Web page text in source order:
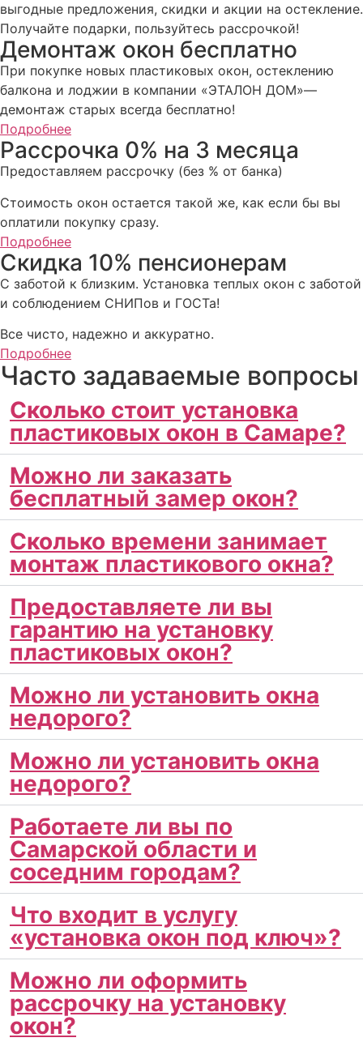
выгодные предложения, скидки и акции на остекление.
Получайте подарки, пользуйтесь рассрочкой!
Демонтаж окон бесплатно
При покупке новых пластиковых окон, остеклению
балкона и лоджии в компании «ЭТАЛОН ДОМ»—
демонтаж старых всегда бесплатно!
Подробнее
Рассрочка 0% на 3 месяца
Предоставляем рассрочку (без % от банка)
Стоимость окон остается такой же, как если бы вы
оплатили покупку сразу.
Подробнее
Скидка 10% пенсионерам
С заботой к близким. Установка теплых окон с заботой
и соблюдением СНИПов и ГОСТа!
Все чисто, надежно и аккуратно.
Подробнее
Часто задаваемые вопросы
Сколько стоит установка
пластиковых окон в Самаре?
Можно ли заказать
бесплатный замер окон?
Сколько времени занимает
монтаж пластикового окна?
Предоставляете ли вы
гарантию на установку
пластиковых окон?
Можно ли установить окна
недорого?
Можно ли установить окна
недорого?
Работаете ли вы по
Самарской области и
соседним городам?
Что входит в услугу
«установка окон под ключ»?
Можно ли оформить
рассрочку на установку
окон?